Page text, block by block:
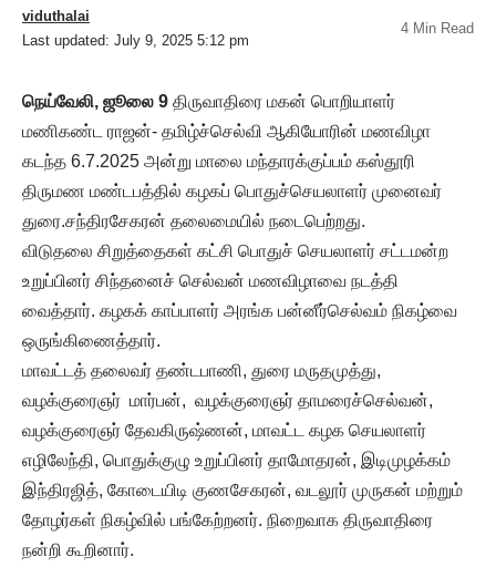
Last updated: July 9, 2025 5:12 pm
viduthalai
4 Min Read
நெய்வேலி, ஜூலை 9 திருவாதிரை மகன் பொறியாளர்
மணிகண்ட ராஜன்- தமிழ்ச்செல்வி ஆகியோரின் மணவிழா
கடந்த 6.7.2025 அன்று மாலை மந்தாரக்குப்பம் கஸ்தூரி
திருமண மண்டபத்தில் கழகப் பொதுச்செயலாளர் முனைவர்
துரை.சந்திரசேகரன் தலைமையில் நடைபெற்றது.
விடுதலை சிறுத்தைகள் கட்சி பொதுச் செயலாளர் சட்டமன்ற
உறுப்பினர் சிந்தனைச் செல்வன் மணவிழாவை நடத்தி
வைத்தார். கழகக் காப்பாளர் அரங்க பன்னீர்செல்வம் நிகழ்வை
ஒருங்கிணைத்தார்.
மாவட்டத் தலைவர் தண்டபாணி, துரை மருதமுத்து,
வழக்குரைஞர் மார்பன், வழக்குரைஞர் தாமரைச்செல்வன்,
வழக்குரைஞர் தேவகிருஷ்ணன், மாவட்ட கழக செயலாளர்
எழிலேந்தி, பொதுக்குழு உறுப்பினர் தாமோதரன், இடிமுழக்கம்
இந்திரஜித், கோடையிடி குணசேகரன், வடலூர் முருகன் மற்றும்
தோழர்கள் நிகழ்வில் பங்கேற்றனர். நிறைவாக திருவாதிரை
நன்றி கூறினார்.